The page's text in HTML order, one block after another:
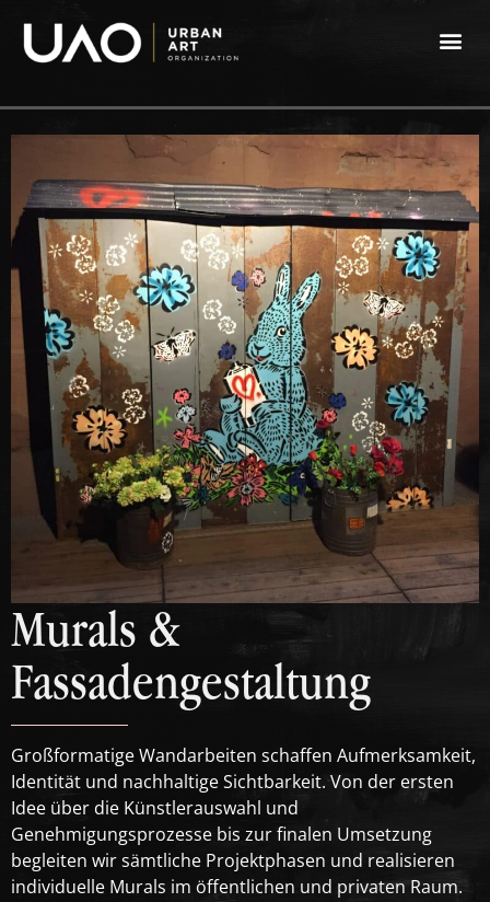
Murals &
Fassadengestaltung
Großformatige Wandarbeiten schaffen Aufmerksamkeit,
Identität und nachhaltige Sichtbarkeit. Von der ersten
Idee über die Künstlerauswahl und
Genehmigungsprozesse bis zur finalen Umsetzung
begleiten wir sämtliche Projektphasen und realisieren
individuelle Murals im öffentlichen und privaten Raum.